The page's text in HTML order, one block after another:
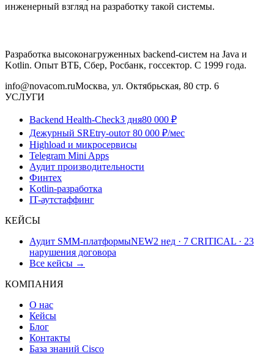
инженерный взгляд на разработку такой системы.
Разработка высоконагруженных backend-систем на Java и
Kotlin. Опыт ВТБ, Сбер, Росбанк, госсектор. С 1999 года.
info@novacom.ruМосква, ул. Октябрьская, 80 стр. 6
УСЛУГИ
Backend Health-Check3 дня80 000 ₽
Дежурный SREtry-outот 80 000 ₽/мес
Highload и микросервисы
Telegram Mini Apps
Аудит производительности
Финтех
Kotlin-разработка
IT-аутстаффинг
КЕЙСЫ
Аудит SMM-платформыNEW2 нед · 7 CRITICAL · 23
нарушения договора
Все кейсы →
КОМПАНИЯ
О нас
Кейсы
Блог
Контакты
База знаний Cisco